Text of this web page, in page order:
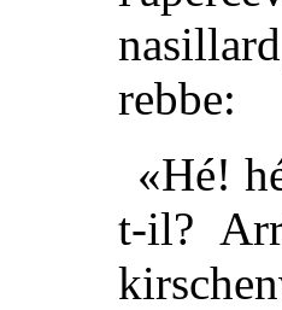
rebbe:
«Hé!
t-il?